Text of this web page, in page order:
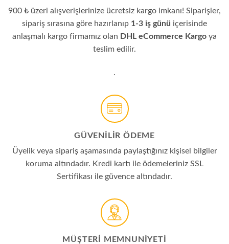
900 ₺ üzeri alışverişlerinize ücretsiz kargo imkanı! Siparişler,
sipariş sırasına göre hazırlanıp 1-3 iş günü içerisinde
anlaşmalı kargo firmamız olan DHL eCommerce Kargo ya
teslim edilir.
.
GÜVENİLİR ÖDEME
Üyelik veya sipariş aşamasında paylaştığınız kişisel bilgiler
koruma altındadır. Kredi kartı ile ödemeleriniz SSL
Sertifikası ile güvence altındadır.
MÜŞTERI MEMNUNIYETI